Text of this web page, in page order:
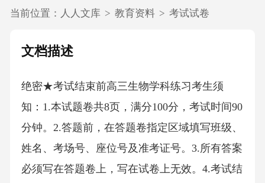
当前位置： 人人文库 > 教育资料 > 考试试卷
文档描述
绝密★考试结束前高三生物学科练习考生须
知：1.本试题卷共8页，满分100分，考试时间90
分钟。2.答题前，在答题卷指定区域填写班级、
姓名、考场号、座位号及准考证号。3.所有答案
必须写在答题卷上，写在试卷上无效。4.考试结